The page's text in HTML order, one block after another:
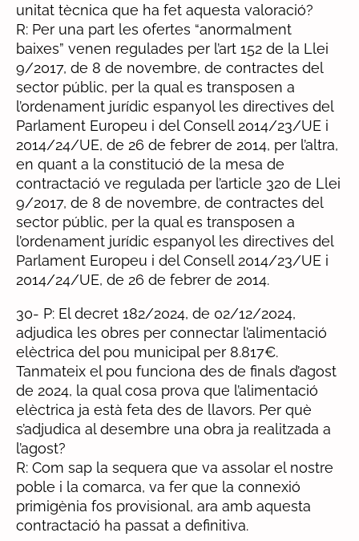
unitat tècnica que ha fet aquesta valoració?
R: Per una part les ofertes “anormalment
baixes” venen regulades per l’art 152 de la Llei
9/2017, de 8 de novembre, de contractes del
sector públic, per la qual es transposen a
l’ordenament jurídic espanyol les directives del
Parlament Europeu i del Consell 2014/23/UE i
2014/24/UE, de 26 de febrer de 2014, per l’altra,
en quant a la constitució de la mesa de
contractació ve regulada per l’article 320 de Llei
9/2017, de 8 de novembre, de contractes del
sector públic, per la qual es transposen a
l’ordenament jurídic espanyol les directives del
Parlament Europeu i del Consell 2014/23/UE i
2014/24/UE, de 26 de febrer de 2014.
30- P: El decret 182/2024, de 02/12/2024,
adjudica les obres per connectar l’alimentació
elèctrica del pou municipal per 8.817€.
Tanmateix el pou funciona des de finals d’agost
de 2024, la qual cosa prova que l’alimentació
elèctrica ja està feta des de llavors. Per què
s’adjudica al desembre una obra ja realitzada a
l’agost?
R: Com sap la sequera que va assolar el nostre
poble i la comarca, va fer que la connexió
primigènia fos provisional, ara amb aquesta
contractació ha passat a definitiva.